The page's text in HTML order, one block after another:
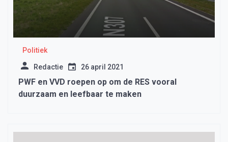
Politiek
Redactie 26 april 2021
PWF en VVD roepen op om de RES vooral
duurzaam en leefbaar te maken